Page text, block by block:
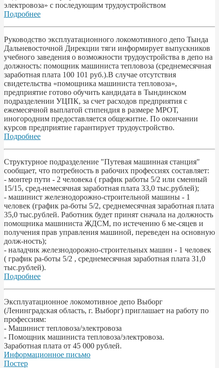
электровоза» с последующим трудоустройством
Подробнее
Руководство эксплуатационного локомотивного депо Тында
Дальневосточной Дирекции тяги информирует выпускников
учебного заведения о возможности трудоустройства в депо на
должность: помощник машиниста тепловоза (среднемесячная
заработная плата 100 101 руб.).В случае отсутствия
свидетельства «помощника машиниста тепловоза»,
предприятие готово обучить кандидата в Тындинском
подразделении УЦПК, за счет расходов предприятия с
ежемесячной выплатой стипендия в размере МРОТ,
иногородним предоставляется общежитие. По окончании
курсов предприятие гарантирует трудоустройство.
Подробнее
Структурное подразделение "Путевая машинная станция"
сообщает, что потребность в рабочих профессиях составляет:
- монтер пути - 2 человека ( график работы 5/2 или сменный
15/15, сред-немесячная заработная плата 33,0 тыс.рублей);
- машинист железнодорожно-строительной машины - 1
человек (график ра-боты 5/2, среднемесячная заработная плата
35,0 тыс.рублей. Работник будет принят сначала на должность
помощника машиниста ЖДСМ, по истечению 6 ме-сяцев и
получения прав управления машиной, переведен на основную
долж-ность);
- наладчик железнодорожно-строительных машин - 1 человек
( график ра-боты 5/2 , среднемесячная заработная плата 31,0
тыс.рублей).
Подробнее
Эксплуатационное локомотивное депо Выборг
(Ленинградская область, г. Выборг) приглашает на работу по
профессиям:
- Машинист тепловоза/электровоза
- Помощник машиниста тепловоза/электровоза.
Заработная плата от 45 000 рублей.
Информационное письмо
Постер